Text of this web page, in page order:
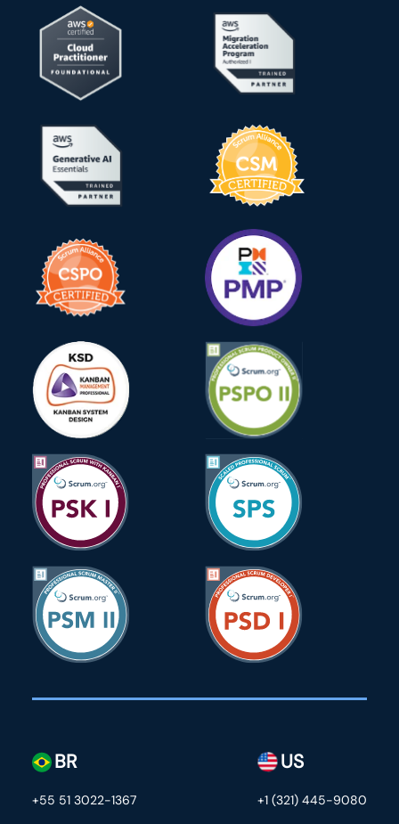
BR
+55 51 3022-1367
US
+1 (321) 445-9080